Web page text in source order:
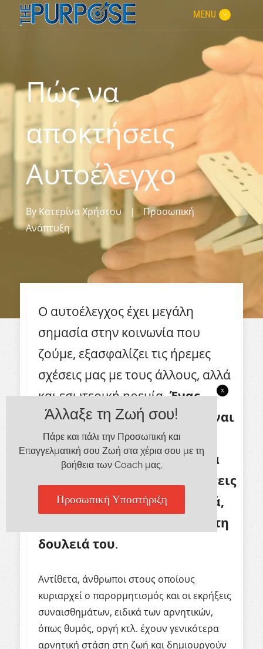
MENU
Πώς να
αποκτήσεις
Αυτοέλεγχο
By Κατερίνα Χρήστου |
Προσωπική
Ανάπτυξη
Ο αυτοέλεγχος έχει μεγάλη
σημασία στην κοινωνία που
ζούμε, εξασφαλίζει τις ήρεμες
σχέσεις μας με τους άλλους, αλλά
και εσωτερική ηρεμία.Ένας
άνθρωπος με αυτοέλεγχο είναι
πιο ήρεμος, πιο
αποτελεσματικός, μπορεί να
παίρνει πιο σωστές αποφάσεις
και να λειτουργεί πιο θετικά,
είτε στην οικογένεια, είτε στη
δουλειά του.
Αντίθετα, άνθρωποι στους οποίους
κυριαρχεί ο παρορμητισμός και οι εκρήξεις
συναισθημάτων, ειδικά των αρνητικών,
όπως θυμός, οργή κτλ. έχουν γενικότερα
αρνητική στάση στη ζωή και δημιουργούν
Άλλαξε τη Ζωή σου!
Πάρε και πάλι την Προσωπική και
Επαγγελματική σου Ζωή στα χέρια σου με τη
βοήθεια των Coach μας.
Προσωπική Υποστήριξη
x